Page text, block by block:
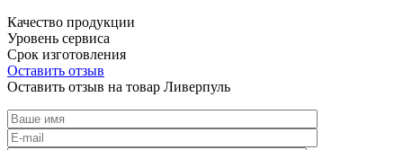
Качество продукции
Уровень сервиса
Срок изготовления
Оставить отзыв
Оставить отзыв на товар Ливерпуль